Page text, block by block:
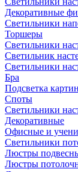
Декоративные
Светильники
Торшеры
Светильники
Светильник
Светильники
Бра
Подсветка
Споты
Светильники
Декоративные
Офисные и
Светильники
Люстры
Люстры